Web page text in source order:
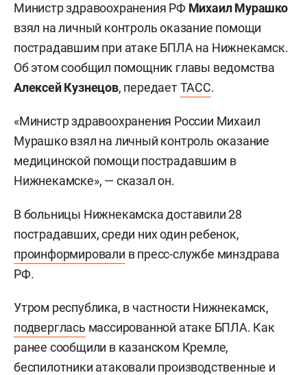
Министр здравоохранения РФ Михаил Мурашко
взял на личный контроль оказание помощи
пострадавшим при атаке БПЛА на Нижнекамск.
Об этом сообщил помощник главы ведомства
Алексей Кузнецов, передаетТАСС.
«Министр здравоохранения России Михаил
Мурашко взял на личный контроль оказание
медицинской помощи пострадавшим в
Нижнекамске», — сказал он.
В больницы Нижнекамска доставили 28
пострадавших, среди них один ребенок,
проинформировали в пресс-службе минздрава
РФ.
Утром республика, в частности Нижнекамск,
подверглась массированной атаке БПЛА. Как
ранее сообщили в казанском Кремле,
беспилотники атаковали производственные и